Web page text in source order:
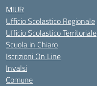
MIUR
Ufficio Scolastico Regionale
Ufficio Scolastico Territoriale
Scuola in Chiaro
Iscrizioni On Line
Invalsi
Comune